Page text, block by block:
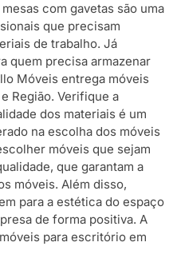
com gavetas são uma
que precisam
de trabalho. Já
quem precisa armazenar
Móveis entrega móveis
Região. Verifique a
dos materiais é um
na escolha dos móveis
móveis que sejam
que garantam a
móveis. Além disso,
para a estética do espaço
de forma positiva. A
para escritório em